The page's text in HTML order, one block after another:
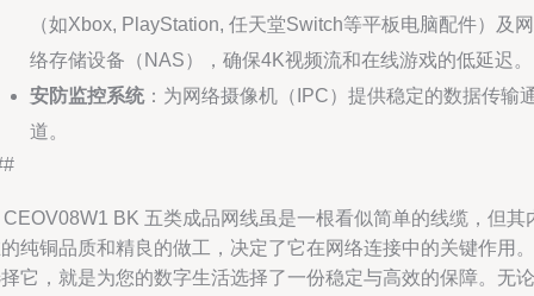
（如Xbox, PlayStation, 任天堂Switch等平板电脑配件）及网
络存储设备（NAS），确保4K视频流和在线游戏的低延迟。
安防监控系统：为网络摄像机（IPC）提供稳定的数据传输
道。
CEOV08W1 BK 五类成品网线虽是一根看似简单的线缆，但其
纯铜品质和精良的做工，决定了它在网络连接中的关键作用。
它，就是为您的数字生活选择了一份稳定与高效的保障。无论